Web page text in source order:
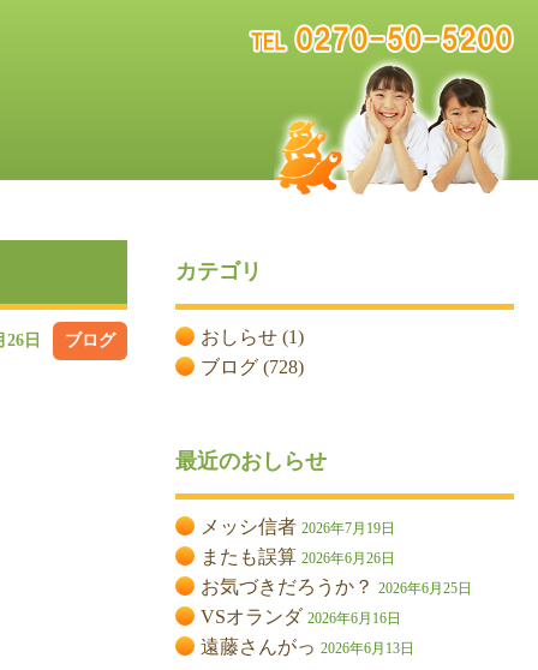
26日 ブログ
カテゴリ
おしらせ(1)
ブログ(728)
最近のおしらせ
メッシ信者 2026年7月19日
またも誤算 2026年6月26日
お気づきだろうか？ 2026年6月25日
VSオランダ 2026年6月16日
遠藤さんがっ 2026年6月13日